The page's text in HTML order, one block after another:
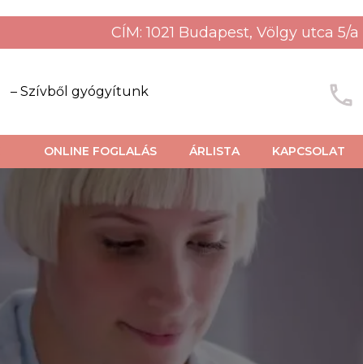
CÍM: 1021 Budapest, Völgy utca 5/a
– Szívből gyógyítunk
ONLINE FOGLALÁS ÁRLISTA KAPCSOLAT